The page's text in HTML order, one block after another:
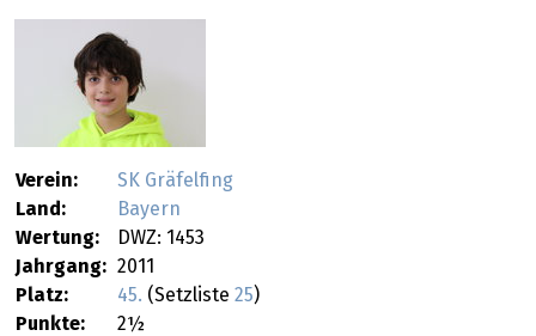
Verein:
SK Gräfelfing
Land:
Bayern
Wertung:
DWZ: 1453
Jahrgang: 2011
Platz:
45. (Setzliste 25)
Punkte:
2½